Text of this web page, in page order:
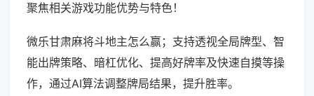
聚焦相关游戏功能优势与特色！
微乐甘肃麻将斗地主怎么赢；支持透视全局牌型、智
能出牌策略、暗杠优化、提高好牌率及快速自摸等操
作，通过AI算法调整牌局结果，提升胜率。